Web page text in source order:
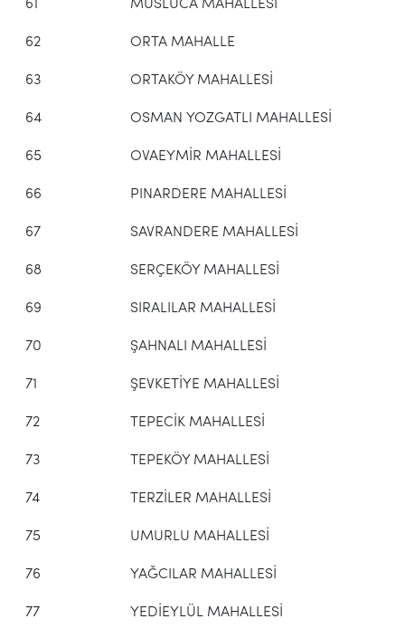
61 MUSLUCA MAHALLESİ
62 ORTA MAHALLE
63 ORTAKÖY MAHALLESİ
64 OSMAN YOZGATLI MAHALLESİ
65 OVAEYMİR MAHALLESİ
66 PINARDERE MAHALLESİ
67 SAVRANDERE MAHALLESİ
68 SERÇEKÖY MAHALLESİ
69 SIRALILAR MAHALLESİ
70 ŞAHNALI MAHALLESİ
71 ŞEVKETİYE MAHALLESİ
72 TEPECİK MAHALLESİ
73 TEPEKÖY MAHALLESİ
74 TERZİLER MAHALLESİ
75 UMURLU MAHALLESİ
76 YAĞCILAR MAHALLESİ
77 YEDİEYLÜL MAHALLESİ